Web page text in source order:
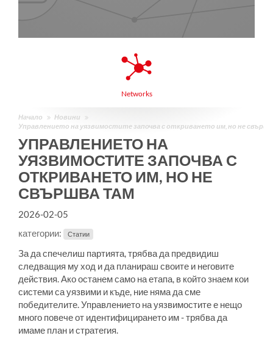
Networks
Начало
Новини
Управлението на уязвимостите започва с откриването им, но не
УПРАВЛЕНИЕТО НА
УЯЗВИМОСТИТЕ ЗАПОЧВА С
ОТКРИВАНЕТО ИМ, НО НЕ
СВЪРШВА ТАМ
2026-02-05
категории:
Статии
За да спечелиш партията, трябва да предвидиш
следващия му ход и да планираш своите и неговите
действия. Ако останем само на етапа, в който знаем кои
системи са уязвими и къде, ние няма да сме
победителите. Управлението на уязвимостите е нещо
много повече от идентифицирането им - трябва да
имаме план и стратегия.